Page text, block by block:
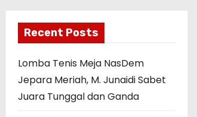
Recent Posts
Lomba Tenis Meja NasDem
Jepara Meriah, M. Junaidi Sabet
Juara Tunggal dan Ganda